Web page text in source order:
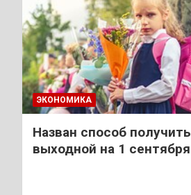
ЭКОНОМИКА
Назван способ получить
выходной на 1 сентября